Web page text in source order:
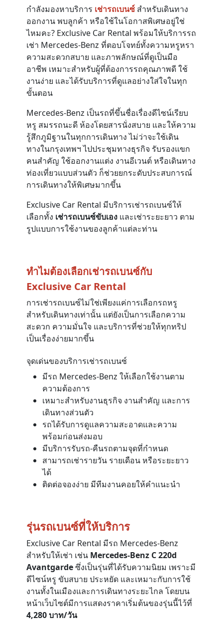
กำลังมองหาบริการ เช่ารถเบนซ์ สำหรับเดินทาง
ออกงาน พบลูกค้า หรือใช้ในโอกาสพิเศษอยู่ใช่
ไหมคะ? Exclusive Car Rental พร้อมให้บริการรถ
เช่า Mercedes-Benz ที่ตอบโจทย์ทั้งความหรูหรา
ความสะดวกสบาย และภาพลักษณ์ที่ดูเป็นมือ
อาชีพ เหมาะสำหรับผู้ที่ต้องการรถคุณภาพดี ใช้
งานง่าย และได้รับบริการที่ดูแลอย่างใส่ใจในทุก
ขั้นตอน
Mercedes-Benz เป็นรถที่ขึ้นชื่อเรื่องดีไซน์เรียบ
หรู สมรรถนะดี ห้องโดยสารนั่งสบาย และให้ความ
รู้สึกภูมิฐานในทุกการเดินทาง ไม่ว่าจะใช้เดิน
ทางในกรุงเทพฯ ไปประชุมทางธุรกิจ รับรองแขก
คนสำคัญ ใช้ออกงานแต่ง งานอีเวนต์ หรือเดินทาง
ท่องเที่ยวแบบส่วนตัว ก็ช่วยยกระดับประสบการณ์
การเดินทางให้พิเศษมากขึ้น
Exclusive Car Rental มีบริการเช่ารถเบนซ์ให้
เลือกทั้ง เช่ารถเบนซ์ขับเอง และเช่าระยะยาว ตาม
รูปแบบการใช้งานของลูกค้าแต่ละท่าน
ทำไมต้องเลือกเช่ารถเบนซ์กับ
Exclusive Car Rental
การเช่ารถเบนซ์ไม่ใช่เพียงแค่การเลือกรถหรู
สำหรับเดินทางเท่านั้น แต่ยังเป็นการเลือกความ
สะดวก ความมั่นใจ และบริการที่ช่วยให้ทุกทริป
เป็นเรื่องง่ายมากขึ้น
จุดเด่นของบริการเช่ารถเบนซ์
มีรถ Mercedes-Benz ให้เลือกใช้งานตาม
ความต้องการ
เหมาะสำหรับงานธุรกิจ งานสำคัญ และการ
เดินทางส่วนตัว
รถได้รับการดูแลความสะอาดและความ
พร้อมก่อนส่งมอบ
มีบริการรับรถ-คืนรถตามจุดที่กำหนด
สามารถเช่ารายวัน รายเดือน หรือระยะยาว
ได้
ติดต่อจองง่าย มีทีมงานคอยให้คำแนะนำ
รุ่นรถเบนซ์ที่ให้บริการ
Exclusive Car Rental มีรถ Mercedes-Benz
สำหรับให้เช่า เช่น Mercedes-Benz C 220d
Avantgardeซึ่งเป็นรุ่นที่ได้รับความนิยม เพราะมี
ดีไซน์หรู ขับสบาย ประหยัด และเหมาะกับการใช้
งานทั้งในเมืองและการเดินทางระยะไกล โดยบน
หน้าเว็บไซต์มีการแสดงราคาเริ่มต้นของรุ่นนี้ไว้ที่
4,280 บาท/วัน